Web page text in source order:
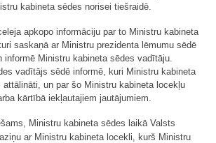
kabineta sēdes norisei tiešraidē.
apkopo informāciju par to Ministru kabineta
saskaņā ar Ministru prezidenta lēmumu sēdē
informē Ministru kabineta sēdes vadītāju.
vadītājs sēdē informē, kuri Ministru kabineta
attālināti, un par šo Ministru kabineta locekļu
kārtībā iekļautajiem jautājumiem.
Ministru kabineta sēdes laikā Valsts
ar Ministru kabineta locekli, kurš Ministru